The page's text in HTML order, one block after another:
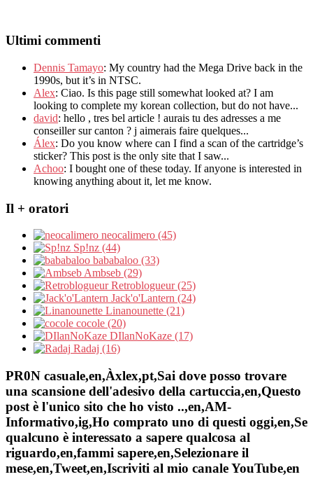
Ultimi commenti
Dennis Tamayo: My country had the Mega Drive back in the
1990s, but it’s in NTSC.
Alex: Ciao. Is this page still somewhat looked at? I am
looking to complete my korean collection, but do not have...
david: hello , tres bel article ! aurais tu des adresses a me
conseiller sur canton ? j aimerais faire quelques...
Álex: Do you know where can I find a scan of the cartridge’s
sticker? This post is the only site that I saw...
Achoo: I bought one of these today. If anyone is interested in
knowing anything about it, let me know.
Il + oratori
neocalimero (45)
Sp!nz (44)
bababaloo (33)
Ambseb (29)
Retroblogueur (25)
Jack'o'Lantern (24)
Linanounette (21)
cocole (20)
DIlanNoKaze (17)
Radaj (16)
PR0N casuale,en,Àxlex,pt,Sai dove posso trovare
una scansione dell'adesivo della cartuccia,en,Questo
post è l'unico sito che ho visto ..,en,AM-
Informativo,ig,Ho comprato uno di questi oggi,en,Se
qualcuno è interessato a sapere qualcosa al
riguardo,en,fammi sapere,en,Selezionare il
mese,en,Tweet,en,Iscriviti al mio canale YouTube,en